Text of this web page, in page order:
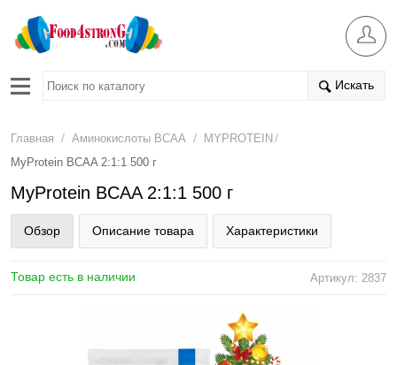
Искать
Главная / Аминокислоты BCAA / MYPROTEIN /
MyProtein BCAA 2:1:1 500 г
MyProtein BCAA 2:1:1 500 г
Обзор Описание товара Характеристики
Товар есть в наличии Артикул: 2837